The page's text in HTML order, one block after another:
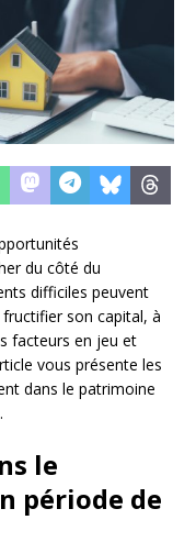
du côté du
difficiles peuvent
son capital, à
facteurs en jeu et
vous présente les
dans le patrimoine
le
période de